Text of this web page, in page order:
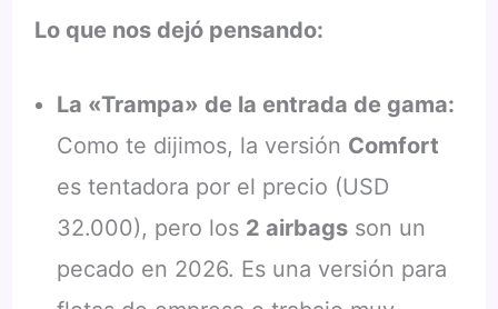
Lo que nos dejó pensando:
La «Trampa» de la entrada de gama:
Como te dijimos, la versión Comfort
es tentadora por el precio (USD
32.000), pero los 2 airbagsson un
pecado en 2026. Es una versión para